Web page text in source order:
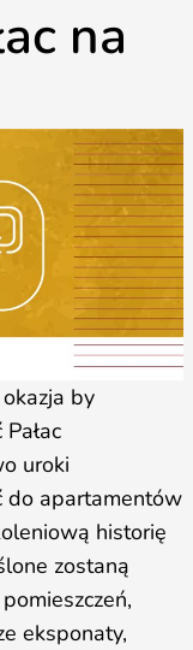
na
by
uroki
do apartamentów
historię
zostaną
eksponaty,